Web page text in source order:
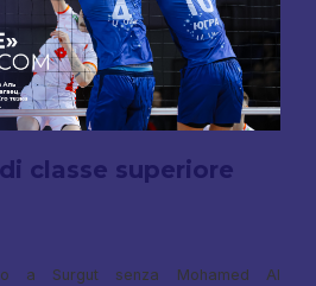
classe superiore
a Surgut senza Mohamed Al